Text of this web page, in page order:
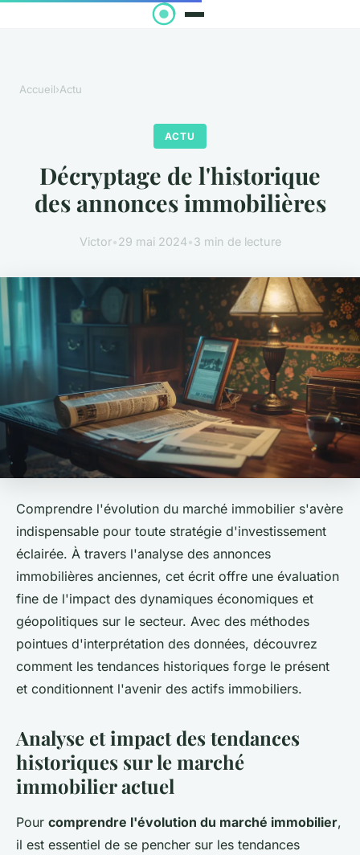
Accueil›Actu
ACTU
Décryptage de l'historique
des annonces immobilières
Victor•29 mai 2024•3 min de lecture
Comprendre l'évolution du marché immobilier s'avère
indispensable pour toute stratégie d'investissement
éclairée. À travers l'analyse des annonces
immobilières anciennes, cet écrit offre une évaluation
fine de l'impact des dynamiques économiques et
géopolitiques sur le secteur. Avec des méthodes
pointues d'interprétation des données, découvrez
comment les tendances historiques forge le présent
et conditionnent l'avenir des actifs immobiliers.
Analyse et impact des tendances
historiques sur le marché
immobilier actuel
Pour comprendre l'évolution du marché immobilier,
il est essentiel de se pencher sur les tendances